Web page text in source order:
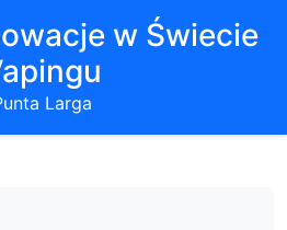
w Świecie
Larga